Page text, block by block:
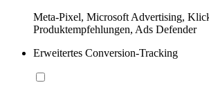
Meta-Pixel, Microsoft Advertising,
Produktempfehlungen, Ads Defender
Erweitertes Conversion-Tracking